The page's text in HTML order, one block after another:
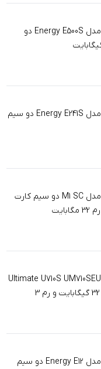
گوشی موبایل انرجایزر مدل Energy E500S دو
گوشی موبایل انرجایزر مدل Energy E241S دو سیم
گوشی موبایل انرجایزر مدل M1 SC دو سیم کارت
گوشی موبایل انرجایزر Ultimate U710S UM710SEU
دو سیم‌ کارت ظرفیت 32 گیگابایت و رم 3
گوشی موبایل انرجایزر مدل Energy E12 دو سیم